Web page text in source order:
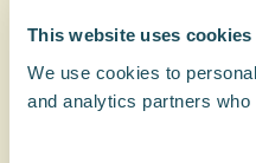
This website uses cookies
We use cookies to
and analytics partners